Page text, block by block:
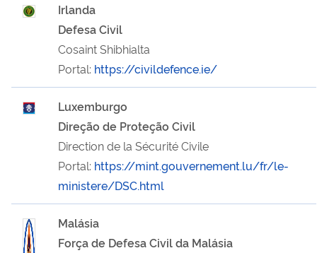
Irlanda
Defesa Civil
Cosaint Shibhialta
Portal: https://civildefence.ie/
Luxemburgo
Direção de Proteção Civil
Direction de la Sécurité Civile
Portal: https://mint.gouvernement.lu/fr/le-
ministere/DSC.html
Malásia
Força de Defesa Civil da Malásia